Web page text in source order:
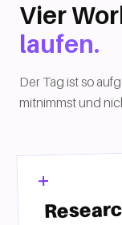
Vier
laufen.
Der Tag ist so
mitnimmst und